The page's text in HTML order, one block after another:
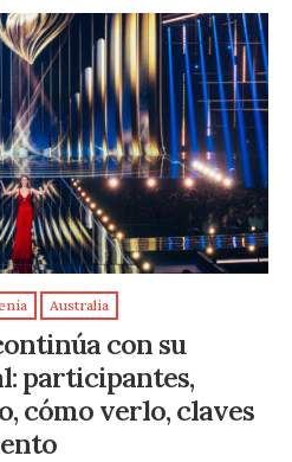
Australia
con su
participantes,
cómo verlo, claves